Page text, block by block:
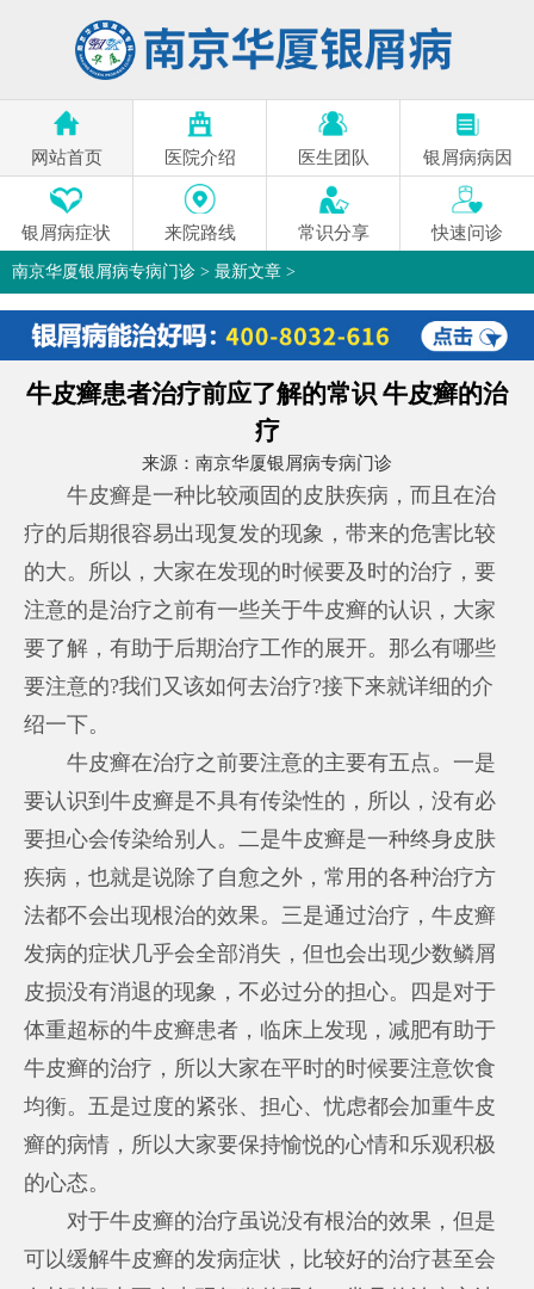
网站首页 医院介绍 医生团队 银屑病病因
银屑病症状 来院路线 常识分享 快速问诊
南京华厦银屑病专病门诊 > 最新文章 >
牛皮癣患者治疗前应了解的常识 牛皮癣的治
疗
来源： 南京华厦银屑病专病门诊
牛皮癣是一种比较顽固的皮肤疾病，而且在治
疗的后期很容易出现复发的现象，带来的危害比较
的大。所以，大家在发现的时候要及时的治疗，要
注意的是治疗之前有一些关于牛皮癣的认识，大家
要了解，有助于后期治疗工作的展开。那么有哪些
要注意的?我们又该如何去治疗?接下来就详细的介
绍一下。
牛皮癣在治疗之前要注意的主要有五点。一是
要认识到牛皮癣是不具有传染性的，所以，没有必
要担心会传染给别人。二是牛皮癣是一种终身皮肤
疾病，也就是说除了自愈之外，常用的各种治疗方
法都不会出现根治的效果。三是通过治疗，牛皮癣
发病的症状几乎会全部消失，但也会出现少数鳞屑
皮损没有消退的现象，不必过分的担心。四是对于
体重超标的牛皮癣患者，临床上发现，减肥有助于
牛皮癣的治疗，所以大家在平时的时候要注意饮食
均衡。五是过度的紧张、担心、忧虑都会加重牛皮
癣的病情，所以大家要保持愉悦的心情和乐观积极
的心态。
对于牛皮癣的治疗虽说没有根治的效果，但是
可以缓解牛皮癣的发病症状，比较好的治疗甚至会